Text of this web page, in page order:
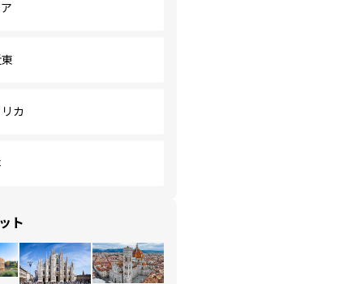
カ
ト